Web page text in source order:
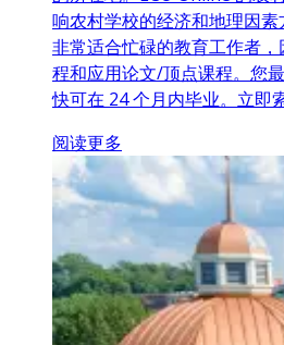
响农村学校的经济和地理因
非常适合忙碌的教育工作者
程和应用论文/顶点课程。您
快可在 24 个月内毕业。立即
阅读更多